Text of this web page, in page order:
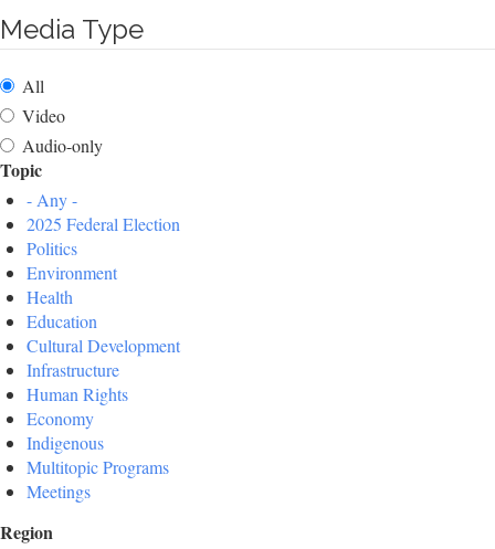
Media Type
All
Video
Audio-only
Topic
- Any -
2025 Federal Election
Politics
Environment
Health
Education
Cultural Development
Infrastructure
Human Rights
Economy
Indigenous
Multitopic Programs
Meetings
Region